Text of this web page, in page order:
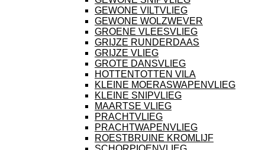
GEWONE VILTVLIEG
GEWONE WOLZWEVER
GROENE VLEESVLIEG
GRIJZE RUNDERDAAS
GRIJZE VLIEG
GROTE DANSVLIEG
HOTTENTOTTEN VILA
KLEINE MOERASWAPENVLIEG
KLEINE SNIPVLIEG
MAARTSE VLIEG
PRACHTVLIEG
PRACHTWAPENVLIEG
ROESTBRUINE KROMLIJF